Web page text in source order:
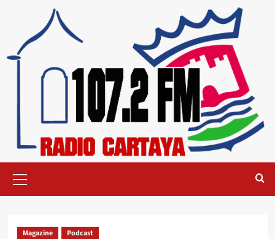
Magazine Podcast